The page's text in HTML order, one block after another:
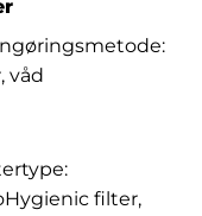
våd
filter,